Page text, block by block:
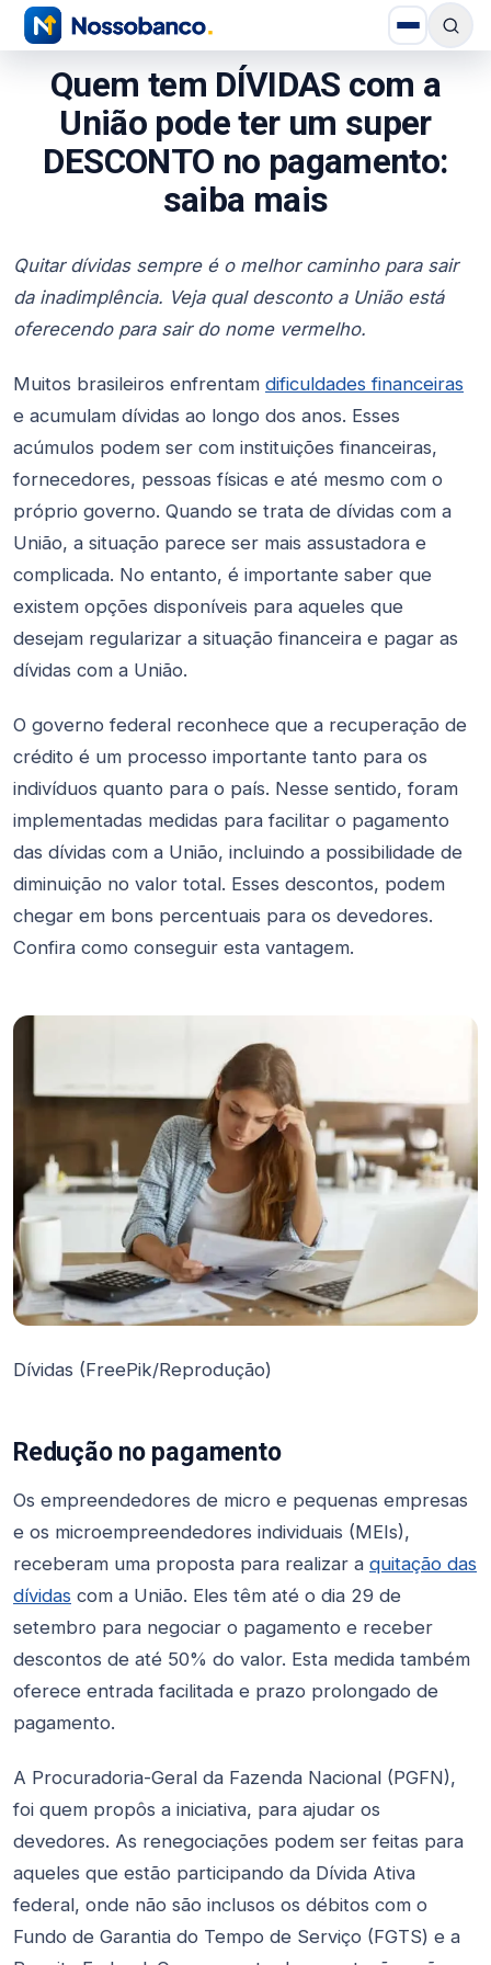
Quem tem DÍVIDAS com a
União pode ter um super
DESCONTO no pagamento:
saiba mais
Quitar dívidas sempre é o melhor caminho para sair
da inadimplência. Veja qual desconto a União está
oferecendo para sair do nome vermelho.
Muitos brasileiros enfrentam dificuldades financeiras
e acumulam dívidas ao longo dos anos. Esses
acúmulos podem ser com instituições financeiras,
fornecedores, pessoas físicas e até mesmo com o
próprio governo. Quando se trata de dívidas com a
União, a situação parece ser mais assustadora e
complicada. No entanto, é importante saber que
existem opções disponíveis para aqueles que
desejam regularizar a situação financeira e pagar as
dívidas com a União.
O governo federal reconhece que a recuperação de
crédito é um processo importante tanto para os
indivíduos quanto para o país. Nesse sentido, foram
implementadas medidas para facilitar o pagamento
das dívidas com a União, incluindo a possibilidade de
diminuição no valor total. Esses descontos, podem
chegar em bons percentuais para os devedores.
Confira como conseguir esta vantagem.
Dívidas (FreePik/Reprodução)
Redução no pagamento
Os empreendedores de micro e pequenas empresas
e os microempreendedores individuais (MEIs),
receberam uma proposta para realizar a quitação das
dívidas com a União. Eles têm até o dia 29 de
setembro para negociar o pagamento e receber
descontos de até 50% do valor. Esta medida também
oferece entrada facilitada e prazo prolongado de
pagamento.
A Procuradoria-Geral da Fazenda Nacional (PGFN),
foi quem propôs a iniciativa, para ajudar os
devedores. As renegociações podem ser feitas para
aqueles que estão participando da Dívida Ativa
federal, onde não são inclusos os débitos com o
Fundo de Garantia do Tempo de Serviço (FGTS) e a